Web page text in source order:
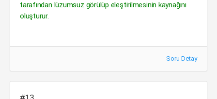
tarafından lüzumsuz görülüp eleştirilmesinin kaynağını
oluşturur.
Soru Detay